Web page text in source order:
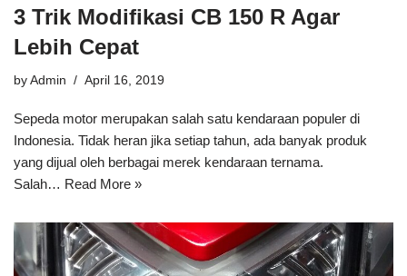
3 Trik Modifikasi CB 150 R Agar
Lebih Cepat
by Admin April 16, 2019
Sepeda motor merupakan salah satu kendaraan populer di
Indonesia. Tidak heran jika setiap tahun, ada banyak produk
yang dijual oleh berbagai merek kendaraan ternama.
Salah… Read More »